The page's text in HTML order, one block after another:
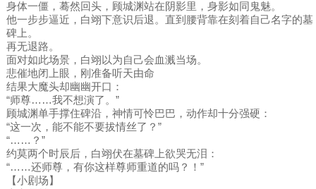
身体一僵，蓦然回头，顾城渊站在阴影里，身影如同鬼魅。
他一步步逼近，白翊下意识后退。直到腰背靠在刻着自己名字的墓
碑上。
再无退路。
面对如此场景，白翊以为自己会血溅当场。
悲催地闭上眼，刚准备听天由命
结果大魔头却幽幽开口：
“师尊……我不想演了。”
顾城渊单手撑住碑沿，神情可怜巴巴，动作却十分强硬：
“这一次，能不能不要拔情丝了？”
“……？”
约莫两个时辰后，白翊伏在墓碑上欲哭无泪：
“……还师尊，有你这样尊师重道的吗？！”
【小剧场】